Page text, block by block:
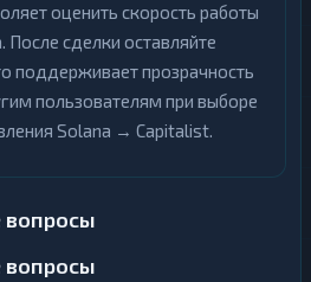
оценить скорость работы
После сделки оставляйте
поддерживает прозрачность
пользователям при выборе
Solana → Capitalist.
вопросы
вопросы